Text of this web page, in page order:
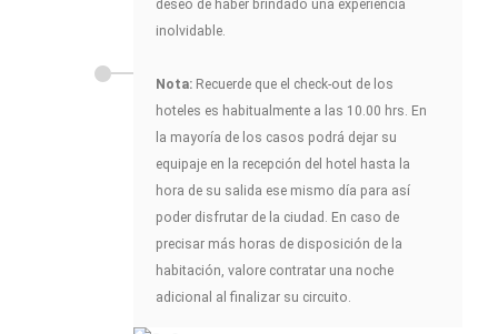
deseo de haber brindado una experiencia
inolvidable.
Nota: Recuerde que el check-out de los
hoteles es habitualmente a las 10.00 hrs. En
la mayoría de los casos podrá dejar su
equipaje en la recepción del hotel hasta la
hora de su salida ese mismo día para así
poder disfrutar de la ciudad. En caso de
precisar más horas de disposición de la
habitación, valore contratar una noche
adicional al finalizar su circuito.